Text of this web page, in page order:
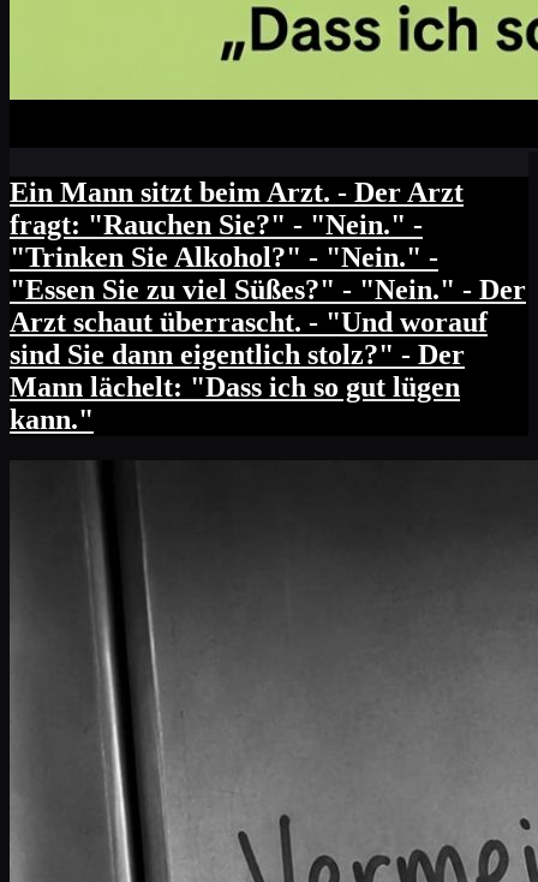
Ein Mann sitzt beim Arzt. - Der Arzt
fragt: "Rauchen Sie?" - "Nein." -
"Trinken Sie Alkohol?" - "Nein." -
"Essen Sie zu viel Süßes?" - "Nein." - Der
Arzt schaut überrascht. - "Und worauf
sind Sie dann eigentlich stolz?" - Der
Mann lächelt: "Dass ich so gut lügen
kann."